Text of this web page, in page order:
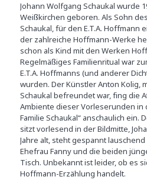
Johann Wolfgang Schaukal wurde
Weißkirchen geboren. Als Sohn
Schaukal, für den E.T.A. Hoffmann
der zahlreiche Hoffmann-Werke
schon als Kind mit den Werken
Regelmäßiges Familienritual war
E.T.A. Hoffmanns (und anderer
wurden. Der Künstler Anton Kolig,
Schaukal befreundet war, fing die
Ambiente dieser Vorleserunden in
Familie Schaukal“ anschaulich ein.
sitzt vorlesend in der Bildmitte,
Jahre alt, steht gespannt
Ehefrau Fanny und die beiden
Tisch. Unbekannt ist leider, ob es
Hoffmann-Erzählung handelt.